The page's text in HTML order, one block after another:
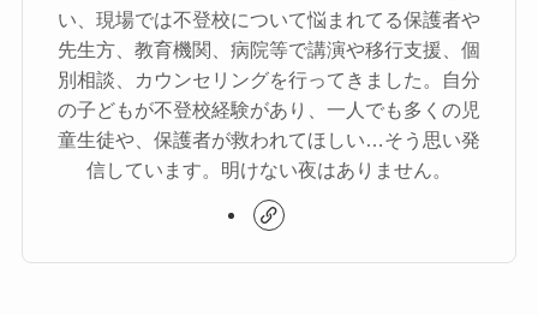
い、現場では不登校について悩まれてる保護者や
先生方、教育機関、病院等で講演や移行支援、個
別相談、カウンセリングを行ってきました。自分
の子どもが不登校経験があり、一人でも多くの児
童生徒や、保護者が救われてほしい…そう思い発
信しています。明けない夜はありません。